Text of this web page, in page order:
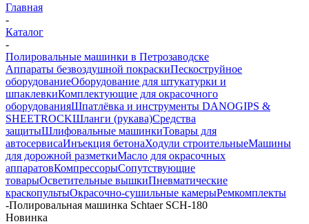
Главная
-
Каталог
-
Полировальные машинки в Петрозаводске
Аппараты безвоздушной покраскиПескоструйное
оборудованиеОборудование для штукатурки и
шпаклевкиКомплектующие для окрасочного
оборудованияШпатлёвка и инструменты DANOGIPS &
SHEETROCKШланги (рукава)Средства
защитыШлифовальные машинкиТовары для
автосервисаИнъекция бетонаХодули строительныеМашины
для дорожной разметкиМасло для окрасочных
аппаратовКомпрессорыСопутствующие
товарыОсветительные вышкиПневматические
краскопультыОкрасочно-сушильные камерыРемкомплекты
-Полировальная машинка Schtaer SCH-180
Новинка